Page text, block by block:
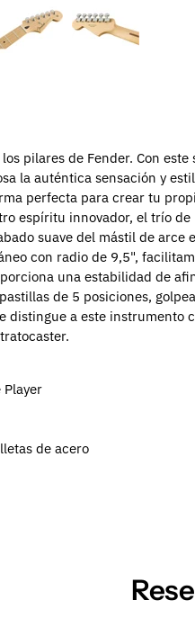
pilares de Fender. Con
la auténtica sensación y
perfecta para crear tu
espíritu innovador, el trío
suave del mástil de
con radio de 9,5",
una estabilidad de
de 5 posiciones,
a este instrumento
Player
de acero